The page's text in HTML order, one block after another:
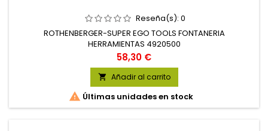
Reseña(s): 0
ROTHENBERGER-SUPER EGO TOOLS FONTANERIA
HERRAMIENTAS 4920500
Precio
58,30 €
 Añadir al carrito
 Últimas unidades en stock